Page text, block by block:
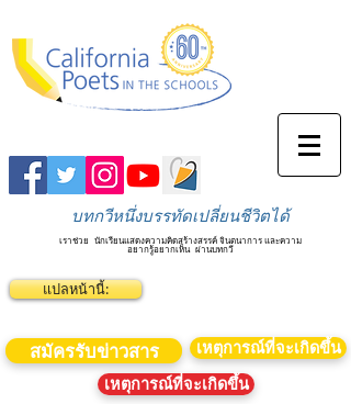
บทกวีหนึ่งบรรทัดเปลี่ยนชีวิตได้
เราช่วย นักเรียนแสดงความคิดสร้างสรรค์ จินตนาการ และความ
อยากรู้อยากเห็น ผ่านบทกวี
แปลหน้านี้:
สมัครรับข่าวสาร
เหตุการณ์ที่จะเกิดขึ้น
เหตุการณ์ที่จะเกิดขึ้น